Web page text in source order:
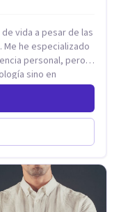
heridas de la
permitiendo
desde su
y transformar la
Jiménez Duque
Porque
tu forma de pensar,
vida a pesar de las
he especializado
personal, pero
sino en
en: depresión,
el plan correcto y
puede observar
profesional
sino las